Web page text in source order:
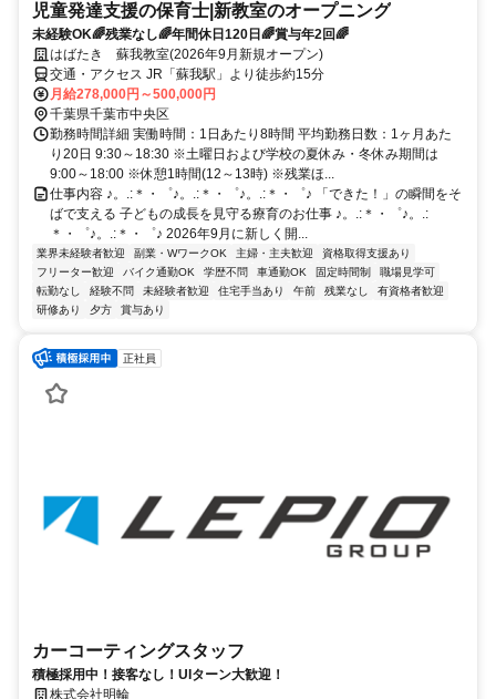
児童発達支援の保育士|新教室のオープニング
未経験OK🌈残業なし🌈年間休日120日🌈賞与年2回🌈
はばたき 蘇我教室(2026年9月新規オープン)
交通・アクセス JR「蘇我駅」より徒歩約15分
月給278,000円～500,000円
千葉県千葉市中央区
勤務時間詳細 実働時間：1日あたり8時間 平均勤務日数：1ヶ月あた
り20日 9:30～18:30 ※土曜日および学校の夏休み・冬休み期間は
9:00～18:00 ※休憩1時間(12～13時) ※残業ほ...
仕事内容 ♪。.:＊・゜♪。.:＊・゜♪。.:＊・゜♪ 「できた！」の瞬間をそ
ばで支える 子どもの成長を見守る療育のお仕事 ♪。.:＊・゜♪。.:
＊・゜♪。.:＊・゜♪ 2026年9月に新しく開...
業界未経験者歓迎 副業・WワークOK 主婦・主夫歓迎
資格取得支援あり
フリーター歓迎
バイク通勤OK 学歴不問 車通勤OK 固定時間制
職場見学可
転勤なし
経験不問 未経験者歓迎 住宅手当あり 午前 残業なし
有資格者歓迎
研修あり
夕方 賞与あり
正社員
カーコーティングスタッフ
積極採用中！接客なし！UIターン大歓迎！
株式会社明輪